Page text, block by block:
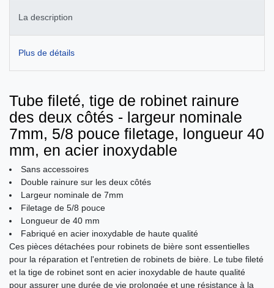
La description
Plus de détails
Tube fileté, tige de robinet rainure
des deux côtés - largeur nominale
7mm, 5/8 pouce filetage, longueur 40
mm, en acier inoxydable
Sans accessoires
Double rainure sur les deux côtés
Largeur nominale de 7mm
Filetage de 5/8 pouce
Longueur de 40 mm
Fabriqué en acier inoxydable de haute qualité
Ces pièces détachées pour robinets de bière sont essentielles
pour la réparation et l'entretien de robinets de bière. Le tube fileté
et la tige de robinet sont en acier inoxydable de haute qualité
pour assurer une durée de vie prolongée et une résistance à la